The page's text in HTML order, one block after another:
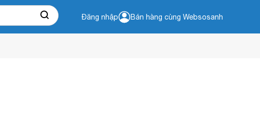
Đăng nhập Bán hàng cùng Websosanh